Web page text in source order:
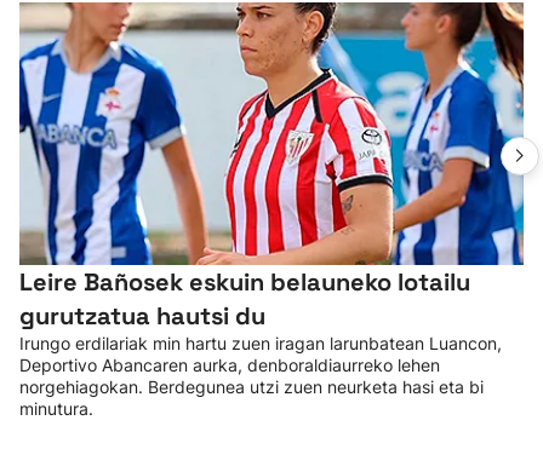
Leire Bañosek eskuin belauneko lotailu
gurutzatua hautsi du
Irungo erdilariak min hartu zuen iragan larunbatean Luancon,
Deportivo Abancaren aurka, denboraldiaurreko lehen
norgehiagokan. Berdegunea utzi zuen neurketa hasi eta bi
minutura.